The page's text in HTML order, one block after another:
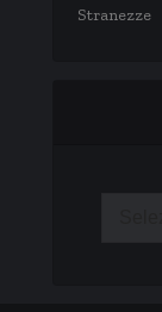
Stranezze